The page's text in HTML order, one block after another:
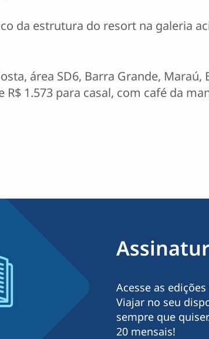
da estrutura do resort na galeria
área SD6, Barra Grande, Maraú,
R$ 1.573 para casal, com café da
Acesse as
Viajar no seu
sempre que
20 mensais!